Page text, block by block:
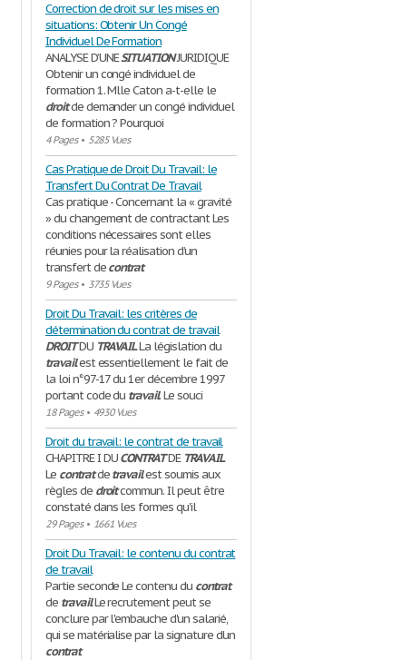
Correction de droit sur les mises en
situations: Obtenir Un Congé
Individuel De Formation
ANALYSE D’UNESITUATIONJURIDIQUE
Obtenir un congé individuel de
formation 1. Mlle Caton a-t-elle le
droitde demander un congé individuel
de formation ? Pourquoi
4 Pages• 5285 Vues
Cas Pratique de Droit Du Travail: le
Transfert Du Contrat De Travail
Cas pratique - Concernant la « gravité
» du changement de contractant Les
conditions nécessaires sont elles
réunies pour la réalisation d’un
transfert decontrat
9 Pages• 3735 Vues
Droit Du Travail: les critères de
détermination du contrat de travail
DROITDU TRAVAILLa législation du
travailest essentiellement le fait de
la loi n°97-17 du 1er décembre 1997
portant code dutravail. Le souci
18 Pages• 4930 Vues
Droit du travail: le contrat de travail
CHAPITRE I DUCONTRATDE TRAVAIL
Le contratdetravailest soumis aux
règles de droitcommun. Il peut être
constaté dans les formes qu'il
29 Pages• 1661 Vues
Droit Du Travail: le contenu du contrat
de travail
Partie seconde Le contenu ducontrat
de travailLe recrutement peut se
conclure par l'embauche d'un salarié,
qui se matérialise par la signature d'un
contrat